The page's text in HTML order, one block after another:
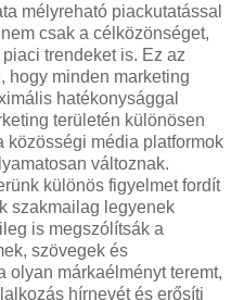
mélyreható piackutatással
csak a célközönséget,
trendeket is. Ez az
hogy minden marketing
hatékonysággal
területén különösen
közösségi média platformok
változnak.
különös figyelmet fordít
szakmailag legyenek
is megszólítsák a
szövegek és
olyan márkaélményt teremt,
hírnevét és erősíti